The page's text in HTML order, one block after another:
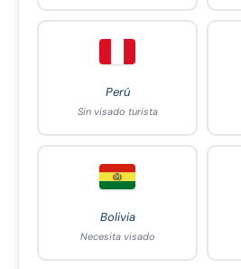
Perú
Sin visado turista
Bolivia
Necesita visado